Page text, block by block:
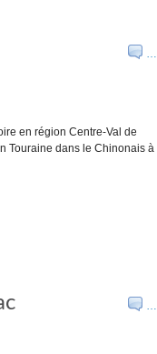
…
en région Centre-Val de
Touraine dans le Chinonais à
…